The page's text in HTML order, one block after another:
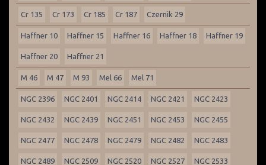
Cr 135 Cr 173 Cr 185 Cr 187 Czernik 29
Haffner 10 Haffner 15 Haffner 16 Haffner 18 Haffner 19
Haffner 20 Haffner 21
M 46 M 47 M 93 Mel 66 Mel 71
NGC 2396 NGC 2401 NGC 2414 NGC 2421 NGC 2423
NGC 2432 NGC 2439 NGC 2451 NGC 2453 NGC 2455
NGC 2477 NGC 2478 NGC 2479 NGC 2482 NGC 2483
NGC 2489 NGC 2509 NGC 2520 NGC 2527 NGC 2533